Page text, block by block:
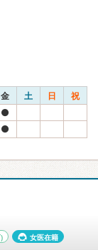
金 土 日 祝
女医在籍